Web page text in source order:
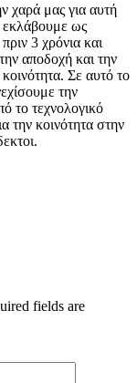
χαρά μας για αυτή
εκλάβουμε ως
3 χρόνια και
αποδοχή και την
Σε αυτό το
την
το τεχνολογικό
την κοινότητα στην
fields are